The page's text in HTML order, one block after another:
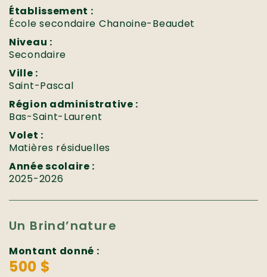
Établissement :
École secondaire Chanoine-Beaudet
Niveau :
Secondaire
Ville :
Saint-Pascal
Région administrative :
Bas-Saint-Laurent
Volet :
Matières résiduelles
Année scolaire :
2025-2026
Un Brind’nature
Montant donné :
500 $